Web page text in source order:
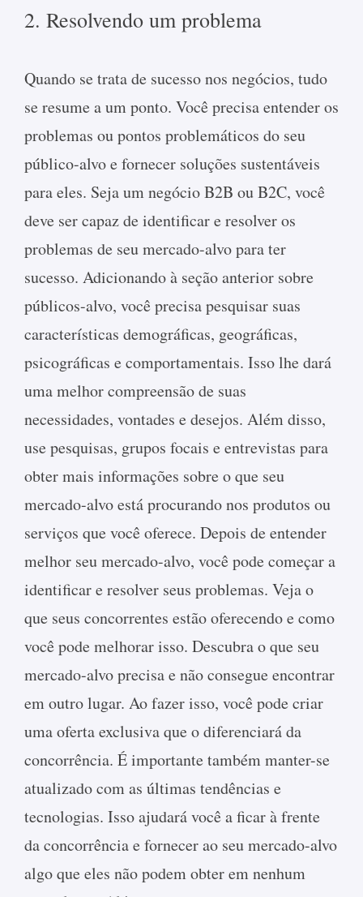
2. Resolvendo um problema
Quando se trata de sucesso nos negócios, tudo
se resume a um ponto. Você precisa entender os
problemas ou pontos problemáticos do seu
público-alvo e fornecer soluções sustentáveis
para eles. Seja um negócio B2B ou B2C, você
deve ser capaz de identificar e resolver os
problemas de seu mercado-alvo para ter
sucesso. Adicionando à seção anterior sobre
públicos-alvo, você precisa pesquisar suas
características demográficas, geográficas,
psicográficas e comportamentais. Isso lhe dará
uma melhor compreensão de suas
necessidades, vontades e desejos. Além disso,
use pesquisas, grupos focais e entrevistas para
obter mais informações sobre o que seu
mercado-alvo está procurando nos produtos ou
serviços que você oferece. Depois de entender
melhor seu mercado-alvo, você pode começar a
identificar e resolver seus problemas. Veja o
que seus concorrentes estão oferecendo e como
você pode melhorar isso. Descubra o que seu
mercado-alvo precisa e não consegue encontrar
em outro lugar. Ao fazer isso, você pode criar
uma oferta exclusiva que o diferenciará da
concorrência. É importante também manter-se
atualizado com as últimas tendências e
tecnologias. Isso ajudará você a ficar à frente
da concorrência e fornecer ao seu mercado-alvo
algo que eles não podem obter em nenhum